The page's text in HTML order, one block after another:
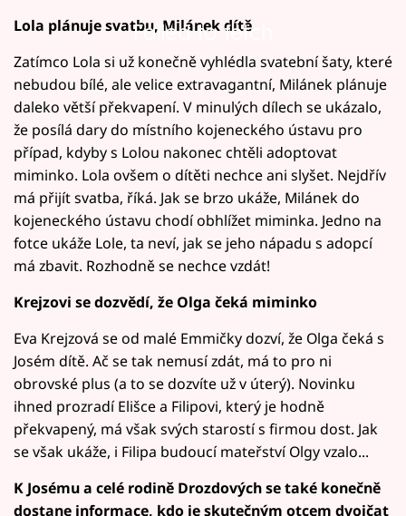
Failed to fetch
Lola plánuje svatbu, Milánek dítě
Zatímco Lola si už konečně vyhlédla svatební šaty, které
nebudou bílé, ale velice extravagantní, Milánek plánuje
daleko větší překvapení. V minulých dílech se ukázalo,
že posílá dary do místního kojeneckého ústavu pro
případ, kdyby s Lolou nakonec chtěli adoptovat
miminko. Lola ovšem o dítěti nechce ani slyšet. Nejdřív
má přijít svatba, říká. Jak se brzo ukáže, Milánek do
kojeneckého ústavu chodí obhlížet miminka. Jedno na
fotce ukáže Lole, ta neví, jak se jeho nápadu s adopcí
má zbavit. Rozhodně se nechce vzdát!
Krejzovi se dozvědí, že Olga čeká miminko
Eva Krejzová se od malé Emmičky dozví, že Olga čeká s
Josém dítě. Ač se tak nemusí zdát, má to pro ni
obrovské plus (a to se dozvíte už v úterý). Novinku
ihned prozradí Elišce a Filipovi, který je hodně
překvapený, má však svých starostí s firmou dost. Jak
se však ukáže, i Filipa budoucí mateřství Olgy vzalo...
K Josému a celé rodině Drozdových se také konečně
dostane informace, kdo je skutečným otcem dvojčat